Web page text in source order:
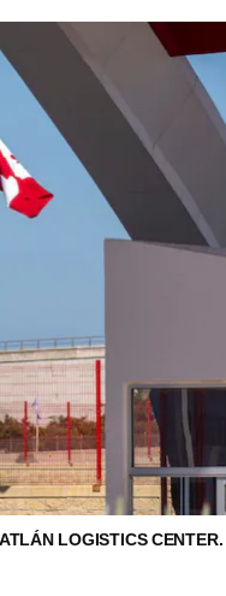
LOGISTICS CENTER.